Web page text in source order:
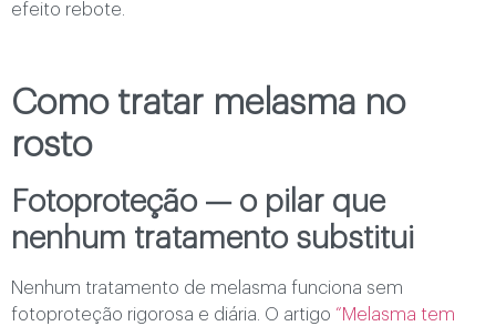
efeito rebote.
Como tratar melasma no
rosto
Fotoproteção — o pilar que
nenhum tratamento substitui
Nenhum tratamento de melasma funciona sem
fotoproteção rigorosa e diária. O artigo “Melasma tem